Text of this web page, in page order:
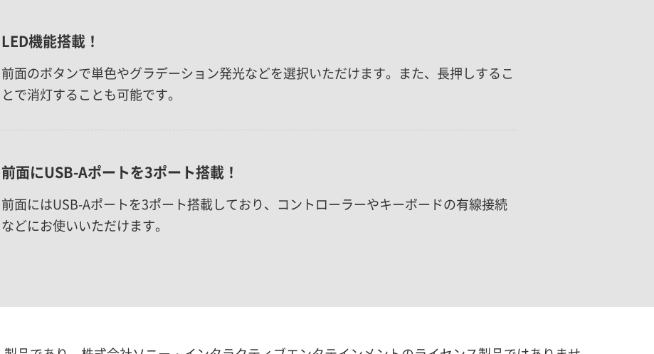
LED機能搭載！
前面のボタンで単色やグラデーション発光などを選択いただけます。また、長押しするこ
とで消灯することも可能です。
前面にUSB-Aポートを3ポート搭載！
前面にはUSB-Aポートを3ポート搭載しており、コントローラーやキーボードの有線接続
などにお使いいただけます。